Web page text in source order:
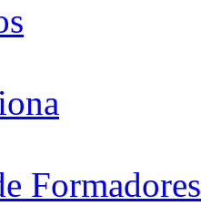
Formadores